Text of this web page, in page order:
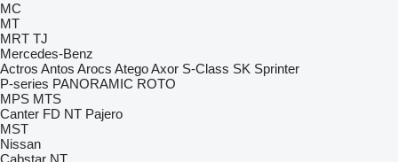
MC
MT
MRT TJ
Mercedes-Benz
Actros Antos Arocs AtegoAxor S-Class SK Sprinter
P-series PANORAMIC ROTO
MPS MTS
Canter FD NT Pajero
MST
Nissan
Cabstar NT